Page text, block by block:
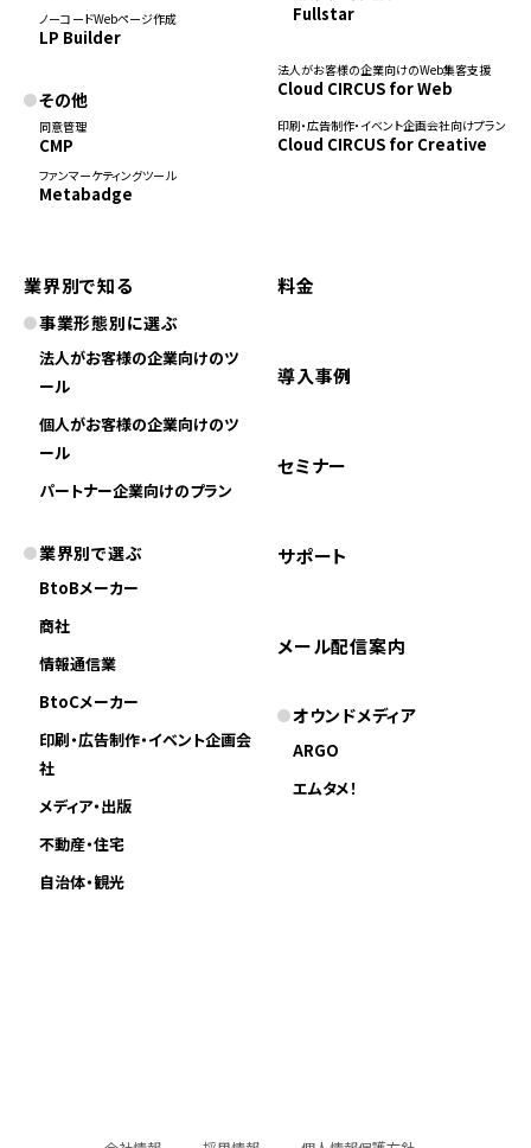
ノーコードWebページ作成
LP Builder
その他
同意管理
CMP
ファンマーケティングツール
Metabadge
Fullstar
法人がお客様の企業向けのWeb集客支援
Cloud CIRCUS for Web
印刷・広告制作・イベント企画会社向けプラン
Cloud CIRCUS for Creative
業界別で知る
事業形態別に選ぶ
法人がお客様の企業向けのツ
ール
個人がお客様の企業向けのツ
ール
パートナー企業向けのプラン
業界別で選ぶ
BtoBメーカー
商社
情報通信業
BtoCメーカー
印刷・広告制作・イベント企画会
社
メディア・出版
不動産・住宅
自治体・観光
料金
導入事例
セミナー
サポート
メール配信案内
オウンドメディア
ARGO
エムタメ！